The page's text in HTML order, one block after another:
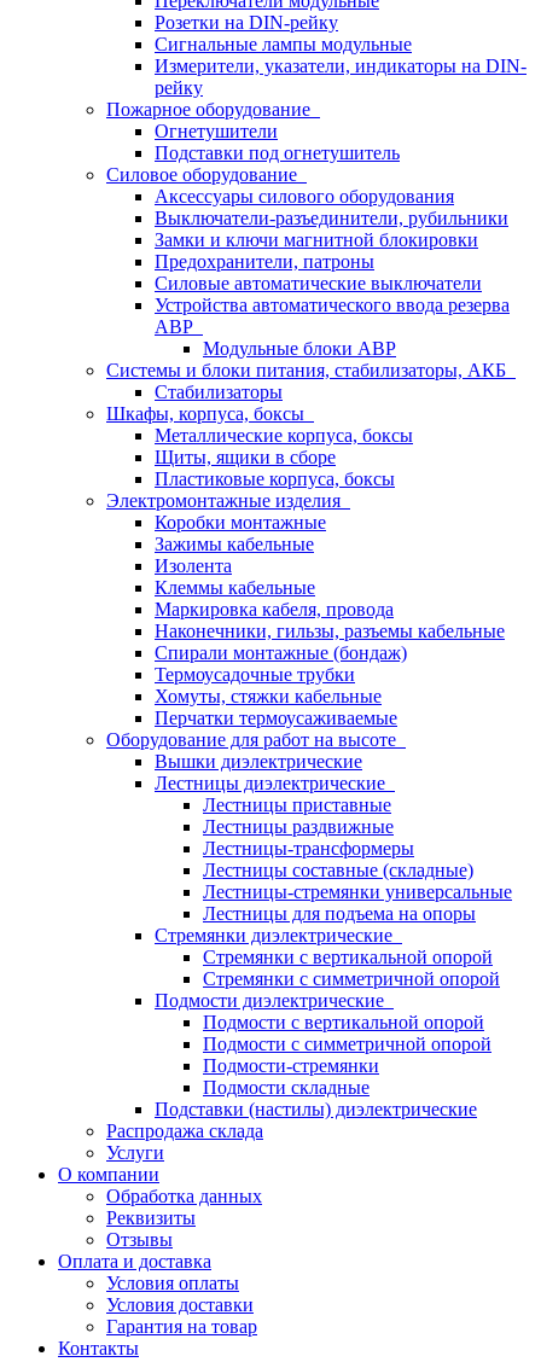
Розетки на DIN-рейку
Сигнальные лампы модульные
Измерители, указатели, индикаторы на DIN-
рейку
Пожарное оборудование
Огнетушители
Подставки под огнетушитель
Силовое оборудование
Аксессуары силового оборудования
Выключатели-разъединители, рубильники
Замки и ключи магнитной блокировки
Предохранители, патроны
Силовые автоматические выключатели
Устройства автоматического ввода резерва
АВР
Модульные блоки АВР
Системы и блоки питания, стабилизаторы, АКБ
Стабилизаторы
Шкафы, корпуса, боксы
Металлические корпуса, боксы
Щиты, ящики в сборе
Пластиковые корпуса, боксы
Электромонтажные изделия
Коробки монтажные
Зажимы кабельные
Изолента
Клеммы кабельные
Маркировка кабеля, провода
Наконечники, гильзы, разъемы кабельные
Спирали монтажные (бондаж)
Термоусадочные трубки
Хомуты, стяжки кабельные
Перчатки термоусаживаемые
Оборудование для работ на высоте
Вышки диэлектрические
Лестницы диэлектрические
Лестницы приставные
Лестницы раздвижные
Лестницы-трансформеры
Лестницы составные (складные)
Лестницы-стремянки универсальные
Лестницы для подъема на опоры
Стремянки диэлектрические
Стремянки с вертикальной опорой
Стремянки с симметричной опорой
Подмости диэлектрические
Подмости с вертикальной опорой
Подмости с симметричной опорой
Подмости-стремянки
Подмости складные
Подставки (настилы) диэлектрические
Распродажа склада
Услуги
О компании
Обработка данных
Реквизиты
Отзывы
Оплата и доставка
Условия оплаты
Условия доставки
Гарантия на товар
Контакты